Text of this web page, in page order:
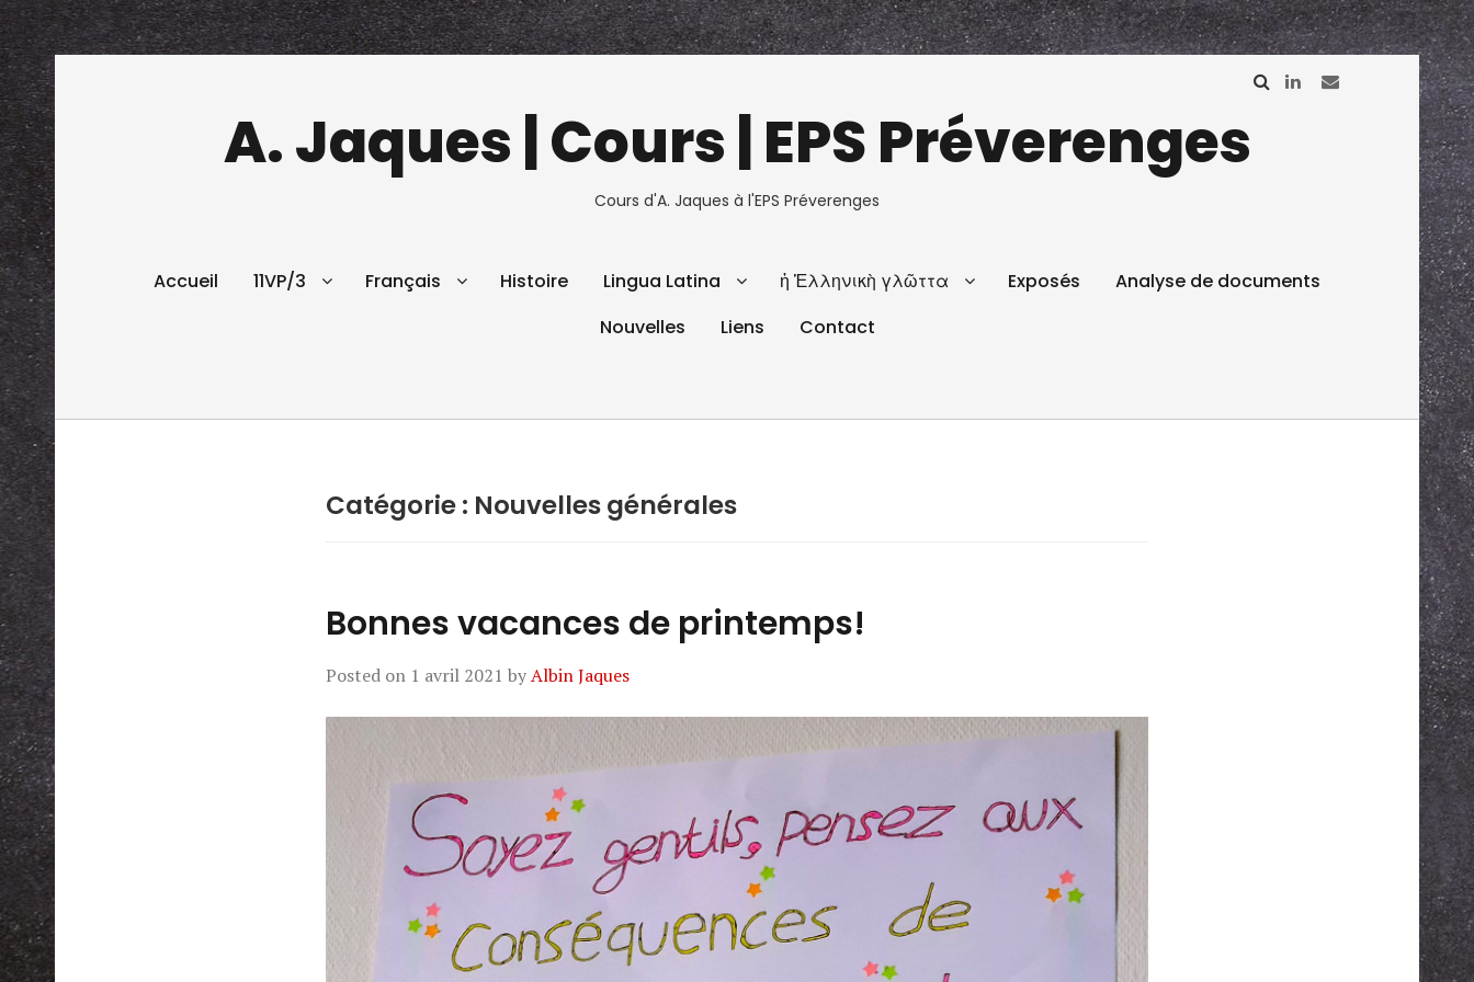
A. Jaques | Cours | EPS Préverenges
Cours d'A. Jaques à l'EPS Préverenges
Accueil 11VP/3 Français Histoire Lingua Latina ἡ Ἑλληνικὴ γλῶττα Exposés
Analyse de documents
Nouvelles
Liens Contact
Catégorie : Nouvelles générales
Bonnes vacances de printemps!
Posted on 1 avril 2021 byAlbin Jaques